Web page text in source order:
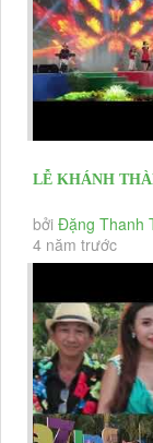
LỄ KHÁNH
NINH THUẬN
bởi Đặng Thanh
4 năm trước